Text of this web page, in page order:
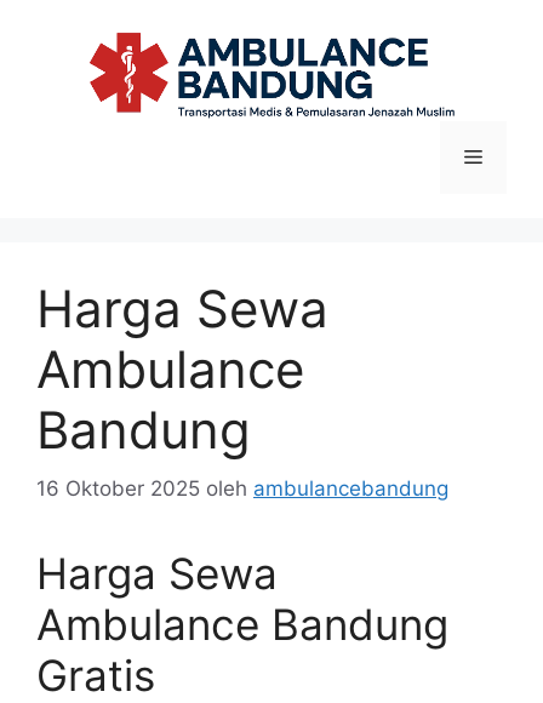
Menu
Harga Sewa
Ambulance
Bandung
16 Oktober 2025 oleh ambulancebandung
Harga Sewa
Ambulance Bandung
Gratis